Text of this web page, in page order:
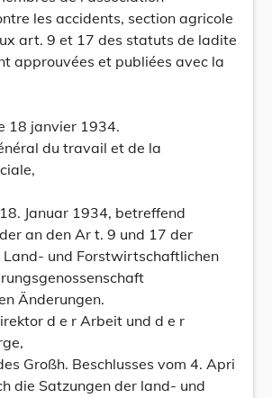
les accidents, section agricole
art. 9 et 17 des statuts de ladite
approuvées et publiées avec la
18 janvier 1934.
du travail et de la
Januar 1934, betreffend
an den Ar t. 9 und 17 der
Land- und Forstwirtschaftlichen
Änderungen.
d e r Arbeit und d e r
Großh. Beschlusses vom 4. Apri
die Satzungen der land- und